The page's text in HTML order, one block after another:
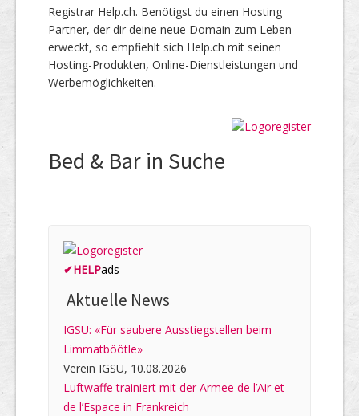
Registrar Help.ch. Benötigst du einen Hosting
Partner, der dir deine neue Domain zum Leben
erweckt, so empfiehlt sich Help.ch mit seinen
Hosting-Produkten, Online-Dienstleistungen und
Werbemöglichkeiten.
Bed & Bar in Suche
✔HELPads
Aktuelle News
IGSU: «Für saubere Ausstiegstellen beim
Limmatböötle»
Verein IGSU, 10.08.2026
Luftwaffe trainiert mit der Armee de l’Air et
de l’Espace in Frankreich